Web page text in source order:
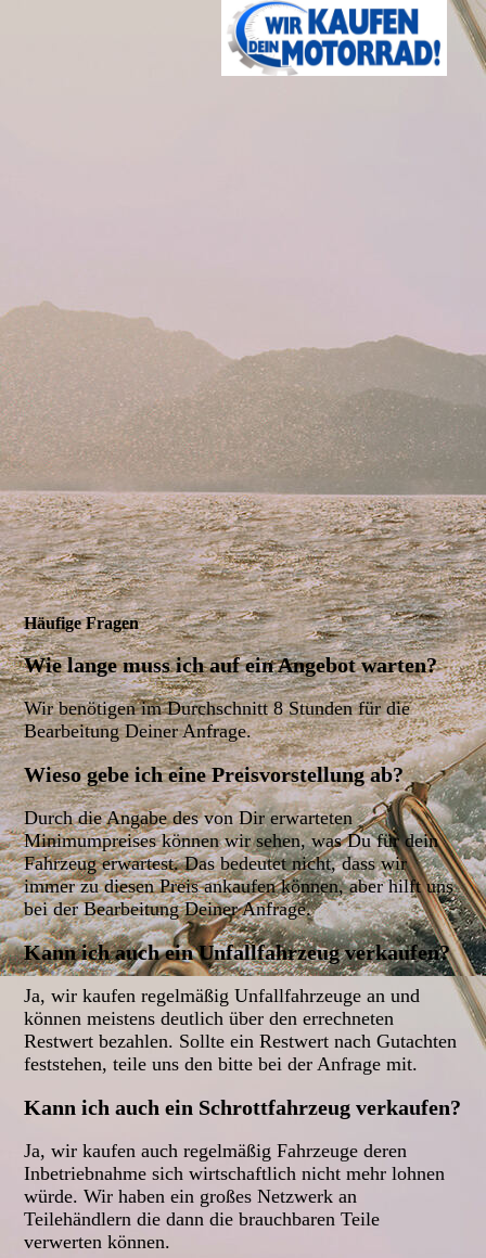
Häufige Fragen
Wie lange muss ich auf ein Angebot warten?
Wir benötigen im Durchschnitt 8 Stunden für die
Bearbeitung Deiner Anfrage.
Wieso gebe ich eine Preisvorstellung ab?
Durch die Angabe des von Dir erwarteten
Minimumpreises können wir sehen, was Du für dein
Fahrzeug erwartest. Das bedeutet nicht, dass wir
immer zu diesen Preis ankaufen können, aber hilft uns
bei der Bearbeitung Deiner Anfrage.
Kann ich auch ein Unfallfahrzeug verkaufen?
Ja, wir kaufen regelmäßig Unfallfahrzeuge an und
können meistens deutlich über den errechneten
Restwert bezahlen. Sollte ein Restwert nach Gutachten
feststehen, teile uns den bitte bei der Anfrage mit.
Kann ich auch ein Schrottfahrzeug verkaufen?
Ja, wir kaufen auch regelmäßig Fahrzeuge deren
Inbetriebnahme sich wirtschaftlich nicht mehr lohnen
würde. Wir haben ein großes Netzwerk an
Teilehändlern die dann die brauchbaren Teile
verwerten können.